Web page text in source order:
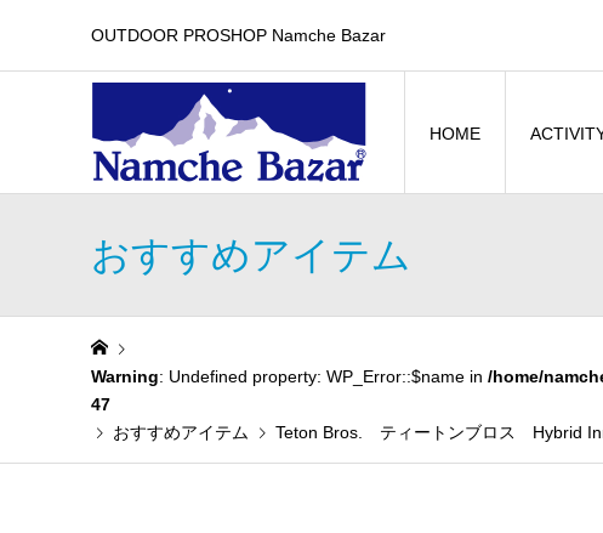
OUTDOOR PROSHOP Namche Bazar
HOME
おすすめアイテム
Warning: Undefined property: WP_Error::$name in /home/
47
おすすめアイテム
Teton Bros. ティートンブロス Hybrid